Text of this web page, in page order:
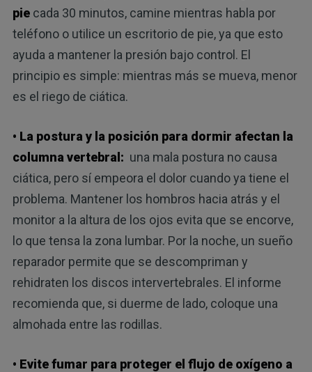
piecada 30 minutos, camine mientras habla por
teléfono o utilice un escritorio de pie, ya que esto
ayuda a mantener la presión bajo control. El
principio es simple: mientras más se mueva, menor
es el riego de ciática.
• La postura y la posición para dormir afectan la
columna vertebral: una mala postura no causa
ciática, pero sí empeora el dolor cuando ya tiene el
problema. Mantener los hombros hacia atrás y el
monitor a la altura de los ojos evita que se encorve,
lo que tensa la zona lumbar. Por la noche, un sueño
reparador permite que se descompriman y
rehidraten los discos intervertebrales. El informe
recomienda que, si duerme de lado, coloque una
almohada entre las rodillas.
• Evite fumar para proteger el flujo de oxígeno a